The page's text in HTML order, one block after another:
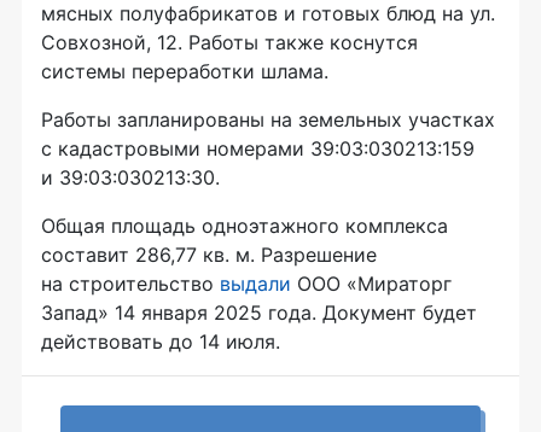
мясных полуфабрикатов и готовых блюд на ул.
Совхозной, 12. Работы также коснутся
системы переработки шлама.
Работы запланированы на земельных участках
с кадастровыми номерами 39:03:030213:159
и 39:03:030213:30.
Общая площадь одноэтажного комплекса
составит 286,77 кв. м. Разрешение
на строительство выдали ООО «Мираторг
Запад» 14 января 2025 года. Документ будет
действовать до 14 июля.